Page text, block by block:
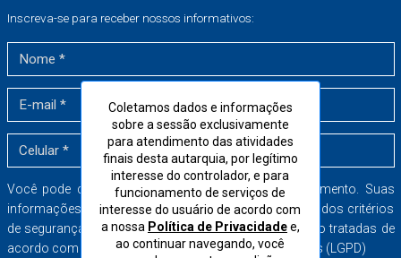
Inscreva-se para receber nossos informativos:
Você pode cancelar a sua inscrição a qualquer momento. Suas
informações serão armazenadas dentro dos mais rígidos critérios
de segurança no banco de dados do CORE-SP e serão tratadas de
acordo com a Lei Geral de Proteção de Dados Pessoais (LGPD)
Coletamos dados e informações
sobre a sessão exclusivamente
para atendimento das atividades
finais desta autarquia, por legítimo
interesse do controlador, e para
funcionamento de serviços de
interesse do usuário de acordo com
a nossa Política de Privacidadee,
ao continuar navegando, você